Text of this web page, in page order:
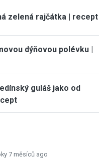
zelená rajčátka | recept
dýňovou polévku |
guláš jako od
7 měsíců ago